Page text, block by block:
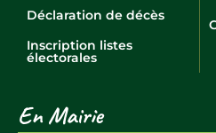
Déclaration de décès
Inscription listes
électorales
En Mairie